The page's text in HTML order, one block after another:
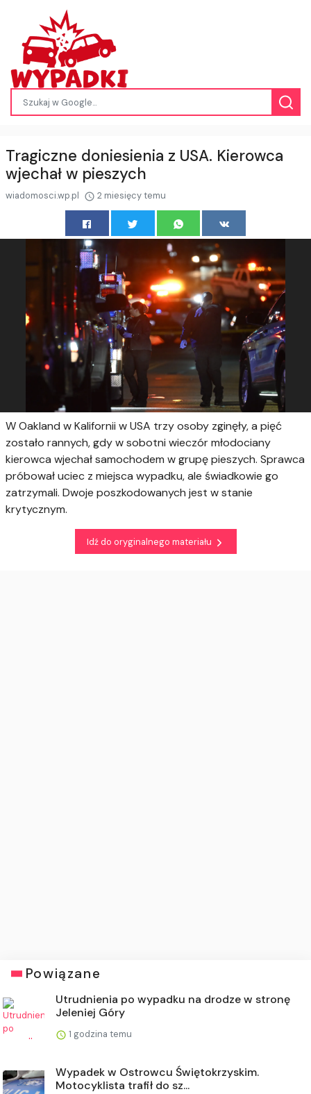
Tragiczne doniesienia z USA. Kierowca
wjechał w pieszych
wiadomosci.wp.pl 2 miesięcy temu
W Oakland w Kalifornii w USA trzy osoby zginęły, a pięć
zostało rannych, gdy w sobotni wieczór młodociany
kierowca wjechał samochodem w grupę pieszych. Sprawca
próbował uciec z miejsca wypadku, ale świadkowie go
zatrzymali. Dwoje poszkodowanych jest w stanie
krytycznym.
Idź do oryginalnego materiału
Powiązane
Utrudnienia po wypadku na drodze w stronę
Jeleniej Góry
1 godzina temu
Wypadek w Ostrowcu Świętokrzyskim.
Motocyklista trafił do sz...